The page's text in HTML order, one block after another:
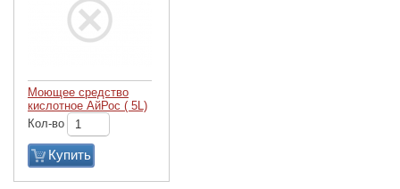
Моющее средство
кислотное АйРос ( 5L)
Кол-во
Купить